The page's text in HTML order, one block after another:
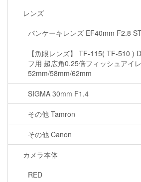
レンズ
パンケーキレンズ EF40mm F2.8
【魚眼レンズ】 TF-115( TF-510 )
フ用 超広角0.25倍フィッシュアイ
52mm/58mm/62mm
SIGMA 30mm F1.4
その他 Tamron
その他 Canon
カメラ本体
RED